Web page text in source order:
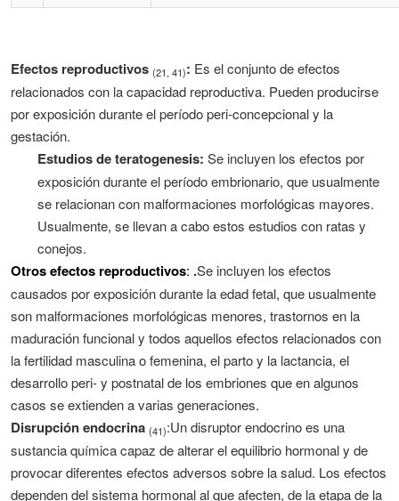
Efectos reproductivos (21, 41): Es el conjunto de efectos
relacionados con la capacidad reproductiva. Pueden producirse
por exposición durante el período peri-concepcional y la
gestación.
Estudios de teratogenesis: Se incluyen los efectos por
exposición durante el período embrionario, que usualmente
se relacionan con malformaciones morfológicas mayores.
Usualmente, se llevan a cabo estos estudios con ratas y
conejos.
Otros efectos reproductivos: .Se incluyen los efectos
causados por exposición durante la edad fetal, que usualmente
son malformaciones morfológicas menores, trastornos en la
maduración funcional y todos aquellos efectos relacionados con
la fertilidad masculina o femenina, el parto y la lactancia, el
desarrollo peri- y postnatal de los embriones que en algunos
casos se extienden a varias generaciones.
Disrupción endocrina (41):Un disruptor endocrino es una
sustancia química capaz de alterar el equilibrio hormonal y de
provocar diferentes efectos adversos sobre la salud. Los efectos
dependen del sistema hormonal al que afecten, de la etapa de la